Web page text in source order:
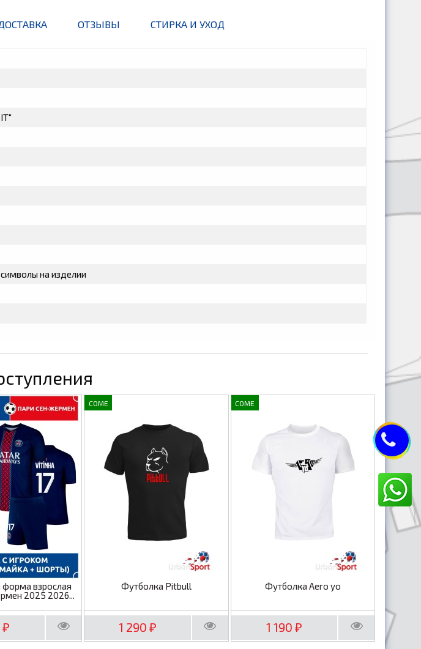
ОТЗЫВЫ СТИРКА И УХОД
на изделии
взрослая
2025 2026...
₽
COME
Футболка Pitbull
1 290₽
COME
Футболка Aero yo
1 190 ₽